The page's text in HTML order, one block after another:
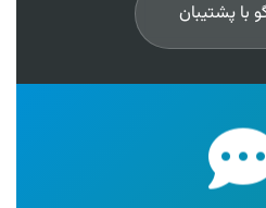
با پشتیبان